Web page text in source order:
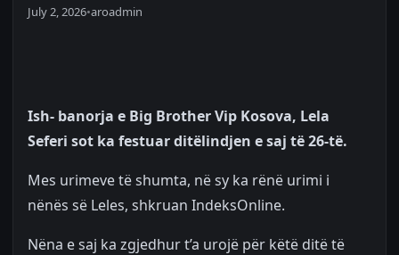
July 2, 2026•aroadmin
Ish- banorja e Big Brother Vip Kosova, Lela
Seferi sot ka festuar ditëlindjen e saj të 26-të.
Mes urimeve të shumta, në sy ka rënë urimi i
nënës së Leles, shkruan IndeksOnline.
Nëna e saj ka zgjedhur t’a urojë për këtë ditë të